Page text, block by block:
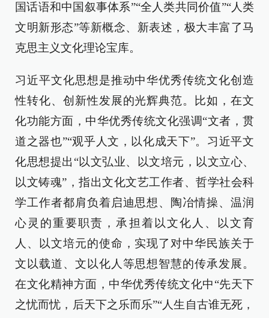
国话语和中国叙事体系”“全人类共同价值”“人类
文明新形态”等新概念、新表述，极大丰富了马
克思主义文化理论宝库。
习近平文化思想是推动中华优秀传统文化创造
性转化、创新性发展的光辉典范。比如，在文
化功能方面，中华优秀传统文化强调“文者，贯
道之器也”“观乎人文，以化成天下”。习近平文
化思想提出“以文弘业、以文培元，以文立心、
以文铸魂”，指出文化文艺工作者、哲学社会科
学工作者都肩负着启迪思想、陶冶情操、温润
心灵的重要职责，承担着以文化人、以文育
人、以文培元的使命，实现了对中华民族关于
文以载道、文以化人等思想智慧的传承发展。
在文化精神方面，中华优秀传统文化中“先天下
之忧而忧，后天下之乐而乐”“人生自古谁无死，